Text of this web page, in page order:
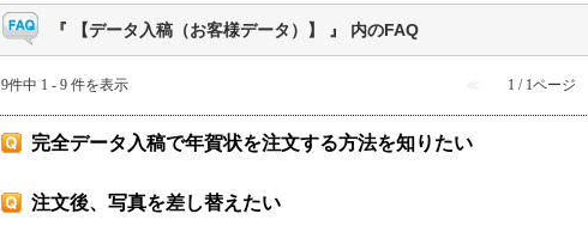
『 【データ入稿（お客様データ）】 』 内のFAQ
9件中 1 - 9 件を表示 ≪ 1 / 1ページ
完全データ入稿で年賀状を注文する方法を知りたい
注文後、写真を差し替えたい